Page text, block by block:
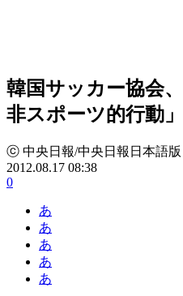
韓国サッカー協会
非スポーツ的行動」
ⓒ 中央日報/中央日報日本語版
2012.08.17 08:38
0
あ
あ
あ
あ
あ